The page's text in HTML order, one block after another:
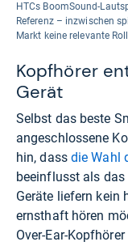
HTCs BoomSound-
Referenz – inzwischen
Markt keine relevante
Kopfhörer
Gerät
Selbst das beste
angeschlossene
hin, dass die Wahl
beeinflusst als
Geräte liefern kein
ernsthaft hören
Over-Ear-